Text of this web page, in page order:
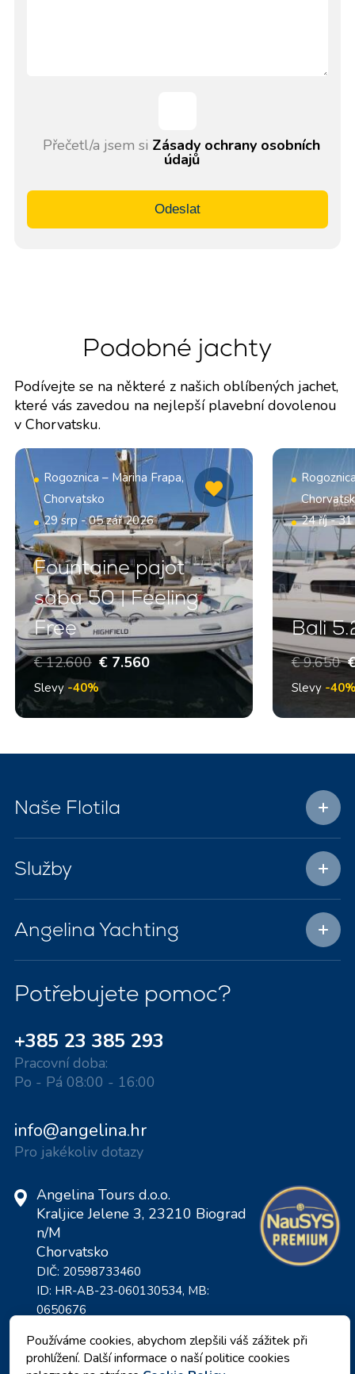
Přečetl/a jsem si Zásady ochrany osobních
údajů
Odeslat
Podobné jachty
Podívejte se na některé z našich oblíbených jachet,
které vás zavedou na nejlepší plavební dovolenou
v Chorvatsku.
Rogoznica – Marina Frapa,
Chorvatsko
29 srp - 05 zář 2026
Fountaine pajot
saba 50 | Feeling
Free
€ 12.600 € 7.560
Slevy -40%
24 říj -
Bali
€ 9.650
Slevy -
Naše Flotila
Služby
Angelina Yachting
Potřebujete pomoc?
+385 23 385 293
Pracovní doba:
Po - Pá 08:00 - 16:00
info@angelina.hr
Pro jakékoliv dotazy
Angelina Tours d.o.o.
Kraljice Jelene 3, 23210 Biograd
n/M
Chorvatsko
DIČ: 20598733460
ID: HR-AB-23-060130534, MB:
0650676
Používáme cookies, abychom zlepšili váš zážitek při
prohlížení. Další informace o naší politice cookies